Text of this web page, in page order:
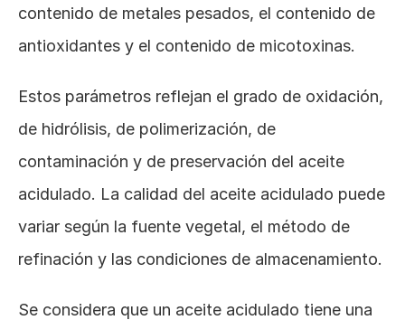
contenido de metales pesados, el contenido de
antioxidantes y el contenido de micotoxinas.
Estos parámetros reflejan el grado de oxidación,
de hidrólisis, de polimerización, de
contaminación y de preservación del aceite
acidulado. La calidad del aceite acidulado puede
variar según la fuente vegetal, el método de
refinación y las condiciones de almacenamiento.
Se considera que un aceite acidulado tiene una